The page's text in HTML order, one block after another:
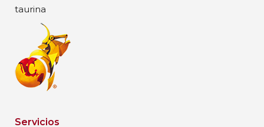
taurina
Servicios